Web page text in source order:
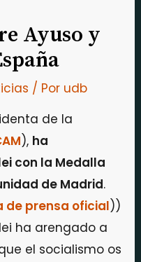
Ayuso y
/ Por udb
de la
), ha
con la Medalla
de Madrid.
de prensa oficial))
ha arengado a
el socialismo os